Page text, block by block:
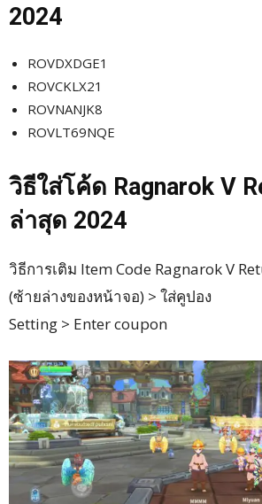
2024
ROVDXDGE1
ROVCKLX21
ROVNANJK8
ROVLT69NQE
วิธีใส่โค้ด Ragnarok V
ล่าสุด 2024
วิธีการเติม Item Code Ragnarok V
(ซ้ายล่างของหน้าจอ) > ใส่คูปอง
Setting > Enter coupon